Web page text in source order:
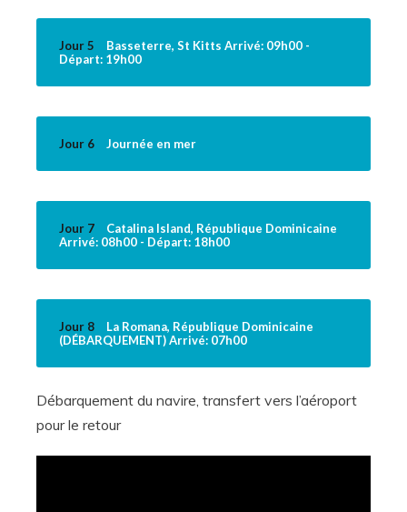
Jour 5
Basseterre, St Kitts Arrivé: 09h00 -
Départ: 19h00
Jour 6 Journée en mer
Jour 7
Catalina Island, République Dominicaine
Arrivé: 08h00 - Départ: 18h00
Jour 8
La Romana, République Dominicaine
(DÉBARQUEMENT) Arrivé: 07h00
Débarquement du navire, transfert vers l’aéroport
pour le retour